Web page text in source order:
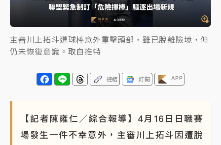
台東農業處長涉圖利渡假村！東檢抗告成功 今重開羈
父親節泡湯了！中颱白海豚雨彈轟3天 「紅到發紫」降
雨熱區曝
主審川上拓斗遭球棒意外重擊頭部，雖已脫離險境，但
仍未恢復意識。取自推特
連結 訂閱 APP
【記者陳雍仁／綜合報導】4月16日日職賽
場發生一件不幸意外，主審川上拓斗因遭脫